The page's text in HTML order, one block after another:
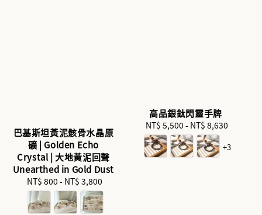
巴基斯坦黃泥骸骨水晶原
礦 | Golden Echo
Crystal | 大地黃泥回聲
Unearthed in Gold Dust
Regular
price
NT$ 800 - NT$ 3,800
高品銀鈦閃靈手牌
Regular
price
NT$ 5,500 - NT$ 8,630
+3